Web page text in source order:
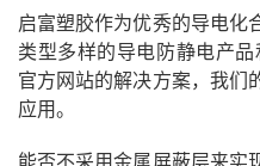
启富塑胶作为优秀的导电化
类型多样的导电防静电产
官方网站的解决方案，我们
应用。